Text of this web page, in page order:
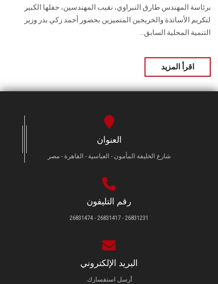
برئاسة المهندس طارق النبراوي، نقيب المهندسين، حفلها الكبير
لتكريم الأساتذة والخريجين المتميزين بحضور أحمد زكي بدر وزير
التنمية المحلية السابق...
اقرأ المزيد
العنوان
شارع الخليفة المأمون - العباسية - القاهرة - مصر
رقم التليفون
26831231 - 26831417 - 26831474
البريد الإلكتروني
أرسل استفسارك.